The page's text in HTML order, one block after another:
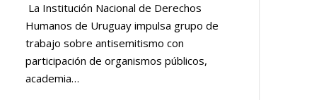
La Institución Nacional de Derechos
Humanos de Uruguay impulsa grupo de
trabajo sobre antisemitismo con
participación de organismos públicos,
academia…